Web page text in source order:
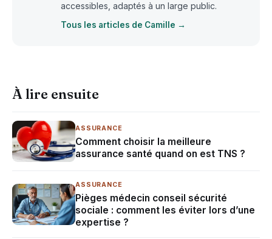
accessibles, adaptés à un large public.
Tous les articles de Camille →
À lire ensuite
ASSURANCE
Comment choisir la meilleure
assurance santé quand on est TNS ?
ASSURANCE
Pièges médecin conseil sécurité
sociale : comment les éviter lors d’une
expertise ?